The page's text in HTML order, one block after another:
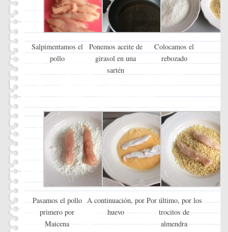
Salpimentamos el
pollo
Ponemos aceite de
girasol en una
sartén
Colocamos el
rebozado
Pasamos el pollo
primero por
Maicena
A continuación, por
huevo
Por último, por los
trocitos de
almendra